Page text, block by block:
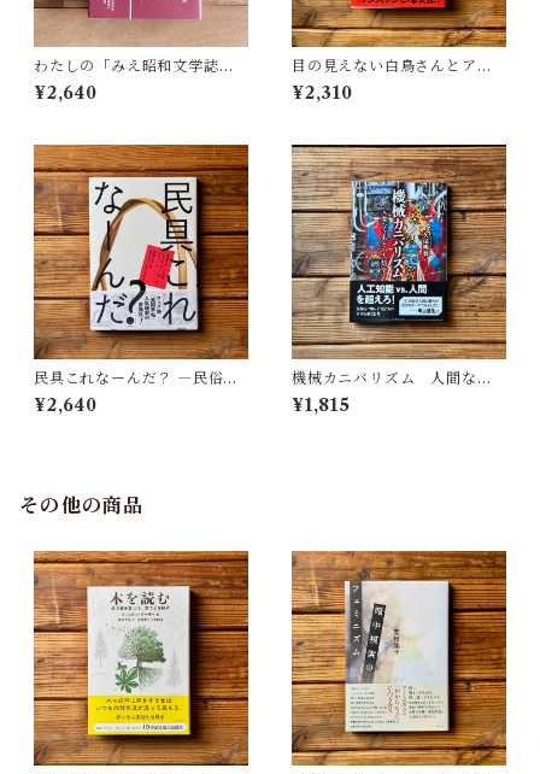
わたしの「みえ昭和文学誌」 |
藤田 明
¥2,640
目の見えない白鳥さんとアー
トを見にいく | 川内 有緒
¥2,310
民具これなーんだ？ ―民俗学
者・宮本常一が美術大学に遺
した民具コレクション | 加藤幸
¥2,640
機械カニバリズム 人間なき
あとの人類学へ｜久保 明教
¥1,815
その他の商品